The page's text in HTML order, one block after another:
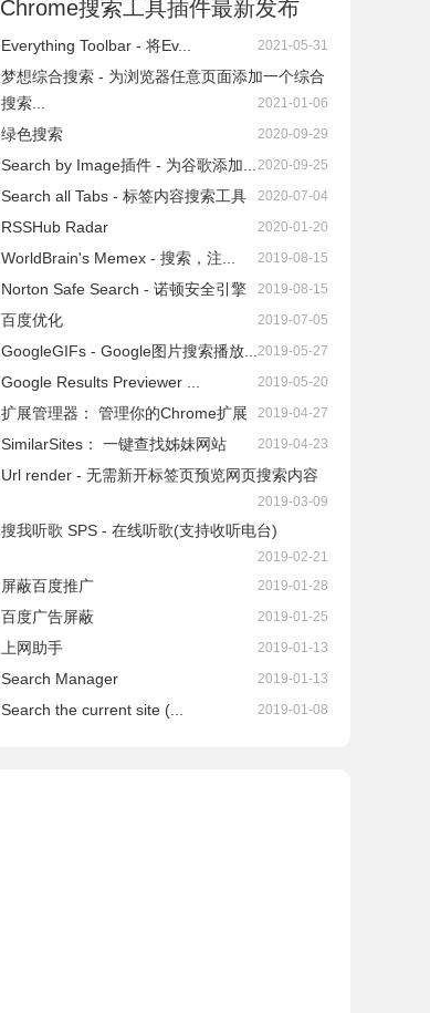
Chrome搜索工具插件最新发布
Everything Toolbar - 将Ev... 2021-05-31
梦想综合搜索 - 为浏览器任意页面添加一个综合
搜索...
2021-01-06
绿色搜索 2020-09-29
Search by Image插件 - 为谷歌添加... 2020-09-25
Search all Tabs - 标签内容搜索工具 2020-07-04
RSSHub Radar 2020-01-20
WorldBrain's Memex - 搜索，注... 2019-08-15
Norton Safe Search - 诺顿安全引擎 2019-08-15
百度优化 2019-07-05
GoogleGIFs - Google图片搜索播放... 2019-05-27
Google Results Previewer ... 2019-05-20
扩展管理器： 管理你的Chrome扩展 2019-04-27
SimilarSites： 一键查找姊妹网站 2019-04-23
Url render - 无需新开标签页预览网页搜索内容
2019-03-09
搜我听歌 SPS - 在线听歌(支持收听电台)
2019-02-21
屏蔽百度推广 2019-01-28
百度广告屏蔽 2019-01-25
上网助手 2019-01-13
Search Manager 2019-01-13
Search the current site (... 2019-01-08